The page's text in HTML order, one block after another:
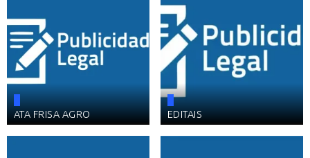
ATA FRISA AGRO EDITAIS